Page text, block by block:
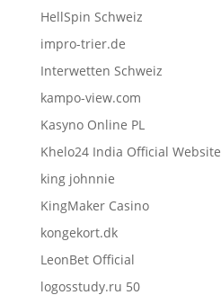
HellSpin Schweiz
impro-trier.de
Interwetten Schweiz
kampo-view.com
Kasyno Online PL
Khelo24 India Official Website
king johnnie
KingMaker Casino
kongekort.dk
LeonBet Official
logosstudy.ru 50